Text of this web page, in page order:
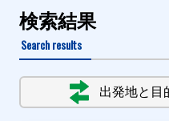
検索結果
Search results
出発地と目